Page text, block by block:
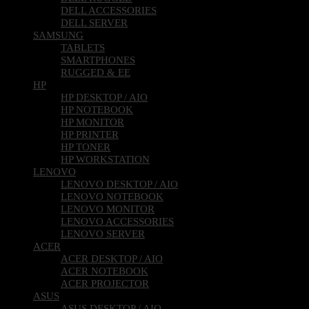
DELL ACCESSORIES
DELL SERVER
SAMSUNG
TABLETS
SMARTPHONES
RUGGED & EE
HP
HP DESKTOP / AIO
HP NOTEBOOK
HP MONITOR
HP PRINTER
HP TONER
HP WORKSTATION
LENOVO
LENOVO DESKTOP / AIO
LENOVO NOTEBOOK
LENOVO MONITOR
LENOVO ACCESSORIES
LENOVO SERVER
ACER
ACER DESKTOP / AIO
ACER NOTEBOOK
ACER PROJECTOR
ASUS